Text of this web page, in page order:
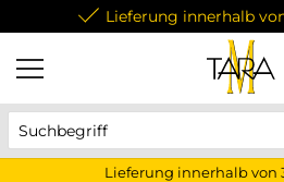
Lieferung innerhalb
Lieferung innerhalb von